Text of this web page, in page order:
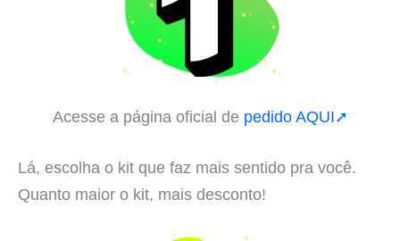
Acesse a página oficial de pedido AQUI➚
Lá, escolha o kit que faz mais sentido pra você.
Quanto maior o kit, mais desconto!